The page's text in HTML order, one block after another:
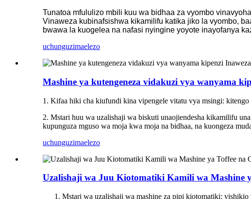
Tunatoa mfululizo mbili kuu wa bidhaa za vyombo
Vinaweza kubinafsishwa kikamilifu katika jiko la vyombo,
bwawa la kuogelea na nafasi nyingine yoyote inayofanya
uchunguzimaelezo
Mashine ya kutengeneza vidakuzi vya wanyama
1. Kifaa hiki cha kiufundi kina vipengele vitatu vya msingi: kitengo
2. Mstari huu wa uzalishaji wa biskuti unaojiendesha kikamilifu
kupunguza mguso wa moja kwa moja na bidhaa, na kuongeza
uchunguzimaelezo
Uzalishaji wa Juu Kiotomatiki Kamili wa Mashine
Mstari wa uzalishaji wa mashine za pipi kiotomatiki: